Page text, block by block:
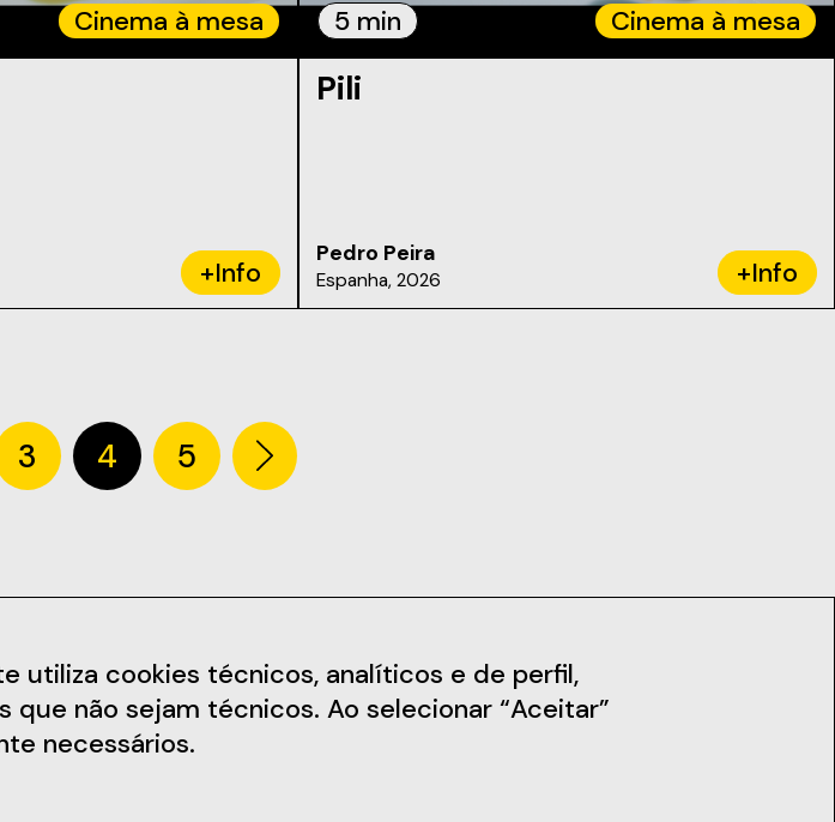
Cinema à mesa
+Info
5 min Cinema à mesa
Pili
Pedro Peira
Espanha, 2026 +Info
3 4 5
utiliza cookies técnicos, analíticos e de perfil,
não sejam técnicos. Ao selecionar “Aceitar”
necessários.
Redes Sociais
Facebook
Notícias